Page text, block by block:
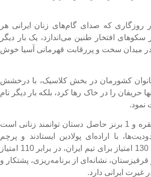
که صدای گام‌های زنان ایرانی هر
افتخار طنین می‌اندازد، یک بار دیگر
در میدان سخت و پررقابت قهرمانی آسیا خوش
کشورمان در بخش کلاسیک، با درخشش
حریفان را در خاک رها کرد، بلکه بار دیگر نام
نمود.
کسب 3 مدال طلا، 2 نقره و 1 برنز حاصل دستان توانمند زنانی است
با اراده‌ای پولادین ایستادند و پرچم
کشورشان را بالا بردند. 130 امتیاز برای تیم ایران، در برابر 110 امتیاز
و 105 امتیاز قرقیزستان، نشانه‌ای از برنامه‌ریزی، پشتکار و
ایرانی دارد.